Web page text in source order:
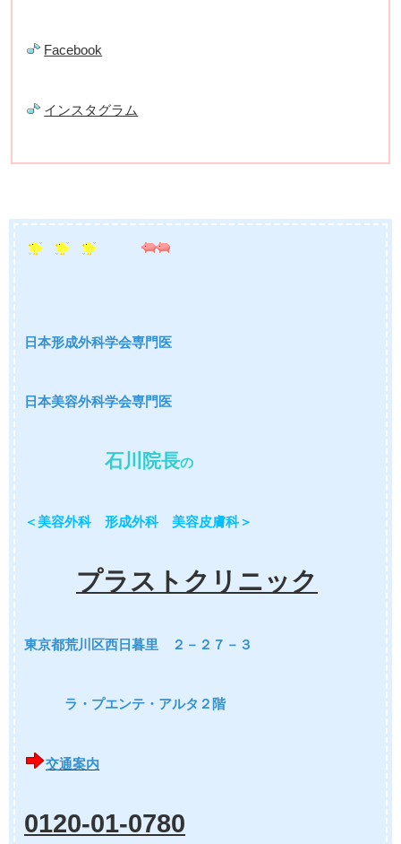
Facebook
インスタグラム
日本形成外科学会専門医
日本美容外科学会専門医
石川院長の
＜美容外科 形成外科 美容皮膚科＞
プラストクリニック
東京都荒川区西日暮里 ２－２７－３
ラ・プエンテ・アルタ２階
交通案内
0120-01-0780